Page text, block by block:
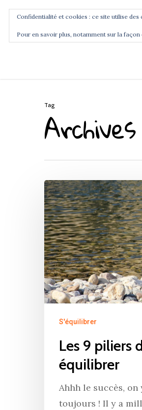
Accueil
Tag
S'équilibrer
Les 9 piliers
équilibrer
Ahhh le succès,
toujours ! Il y a
Confidentialité et cookies : ce site utilise
Pour en savoir plus, notamment sur la